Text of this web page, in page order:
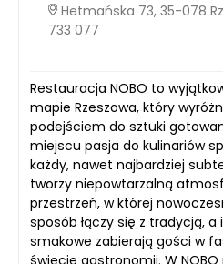
Hetmańska 73, 35-078
733 077
Restauracja NOBO to
mapie Rzeszowa, który
podejściem do sztuki
miejscu pasja do kulinariów
każdy, nawet najbardziej
tworzy niepowtarzalną
przestrzeń, w której
sposób łączy się z tradycją, a
smakowe zabierają gości w
świecie gastronomii. W